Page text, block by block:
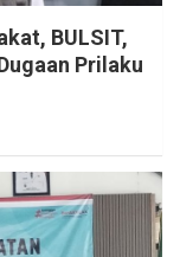
BULSIT,
Prilaku